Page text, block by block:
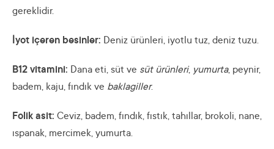
gereklidir.
İyot içeren besinler: Deniz ürünleri, iyotlu tuz, deniz tuzu.
B12 vitamini: Dana eti, süt ve süt ürünleri, yumurta, peynir,
badem, kaju, fındık ve baklagiller.
Folik asit: Ceviz, badem, fındık, fıstık, tahıllar, brokoli, nane,
ıspanak, mercimek, yumurta.